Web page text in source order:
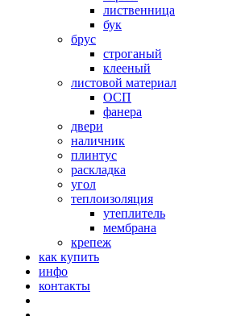
лиственница
бук
брус
строганый
клееный
листовой материал
ОСП
фанера
двери
наличник
плинтус
раскладка
угол
теплоизоляция
утеплитель
мембрана
крепеж
как купить
инфо
контакты